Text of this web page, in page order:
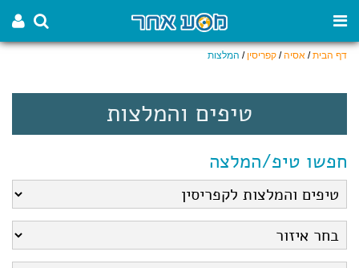
דף הבית/ אסיה/ קפריסין / המלצות
טיפים והמלצות
חפשו טיפ/המלצה